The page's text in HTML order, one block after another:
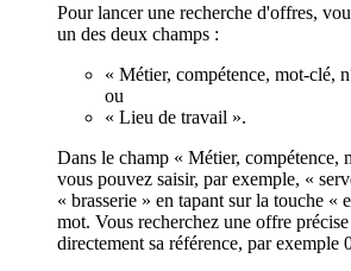
Pour lancer une recherche d'offres,
un des deux champs :
« Métier, compétence, mot-clé,
ou
« Lieu de travail ».
Dans le champ « Métier, compétence,
vous pouvez saisir, par exemple, «
« brasserie » en tapant sur la touche «
mot. Vous recherchez une offre précise
directement sa référence, par exemple